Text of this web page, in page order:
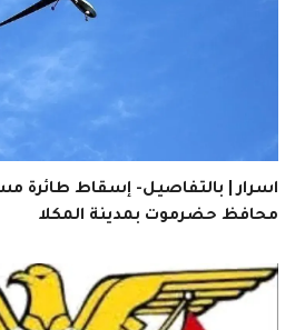
اسرار | بالتفاصيل- إسقاط طائرة
محافظ حضرموت بمدينة المكلا